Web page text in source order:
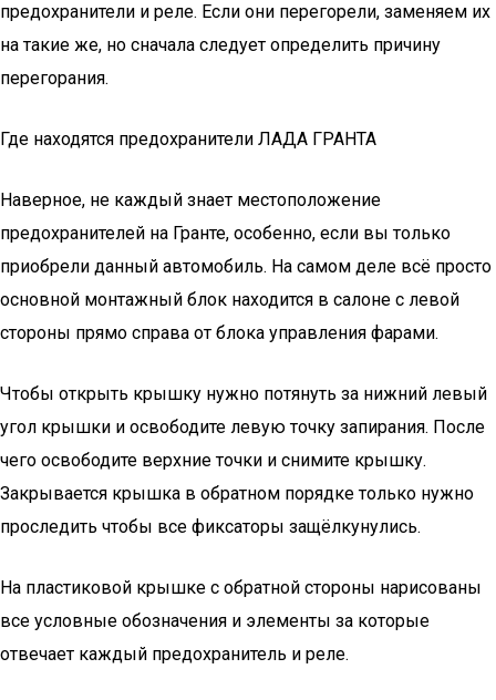
предохранители и реле. Если они перегорели, заменяем их
на такие же, но сначала следует определить причину
перегорания.
Где находятся предохранители ЛАДА ГРАНТА
Наверное, не каждый знает местоположение
предохранителей на Гранте, особенно, если вы только
приобрели данный автомобиль. На самом деле всё просто
основной монтажный блок находится в салоне с левой
стороны прямо справа от блока управления фарами.
Чтобы открыть крышку нужно потянуть за нижний левый
угол крышки и освободите левую точку запирания. После
чего освободите верхние точки и снимите крышку.
Закрывается крышка в обратном порядке только нужно
проследить чтобы все фиксаторы защёлкунулись.
На пластиковой крышке с обратной стороны нарисованы
все условные обозначения и элементы за которые
отвечает каждый предохранитель и реле.